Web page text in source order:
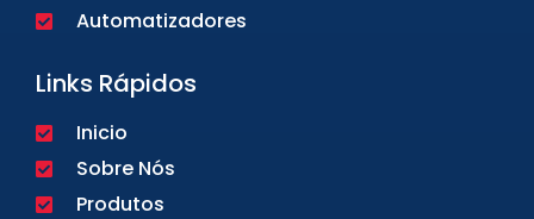
Automatizadores
Links Rápidos
Inicio
Sobre Nós
Produtos